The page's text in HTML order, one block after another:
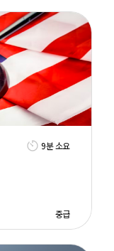
9분 소요
중급